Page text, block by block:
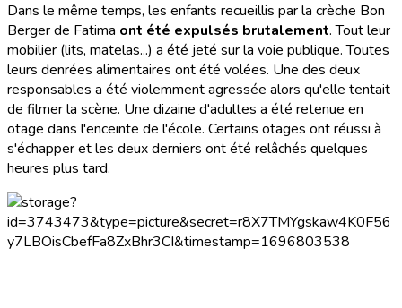
Dans le même temps, les enfants recueillis par la crèche Bon
Berger de Fatima ont été expulsés brutalement. Tout leur
mobilier (lits, matelas...) a été jeté sur la voie publique. Toutes
leurs denrées alimentaires ont été volées. Une des deux
responsables a été violemment agressée alors qu'elle tentait
de filmer la scène. Une dizaine d'adultes a été retenue en
otage dans l'enceinte de l'école. Certains otages ont réussi à
s'échapper et les deux derniers ont été relâchés quelques
heures plus tard.